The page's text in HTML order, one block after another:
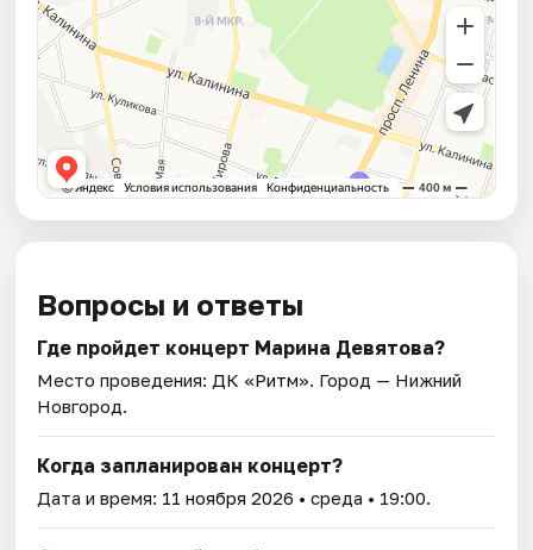
Вопросы и ответы
Где пройдет концерт Марина Девятова?
Место проведения: ДК «Ритм». Город — Нижний
Новгород.
Когда запланирован концерт?
Дата и время: 11 ноября 2026 • среда • 19:00.